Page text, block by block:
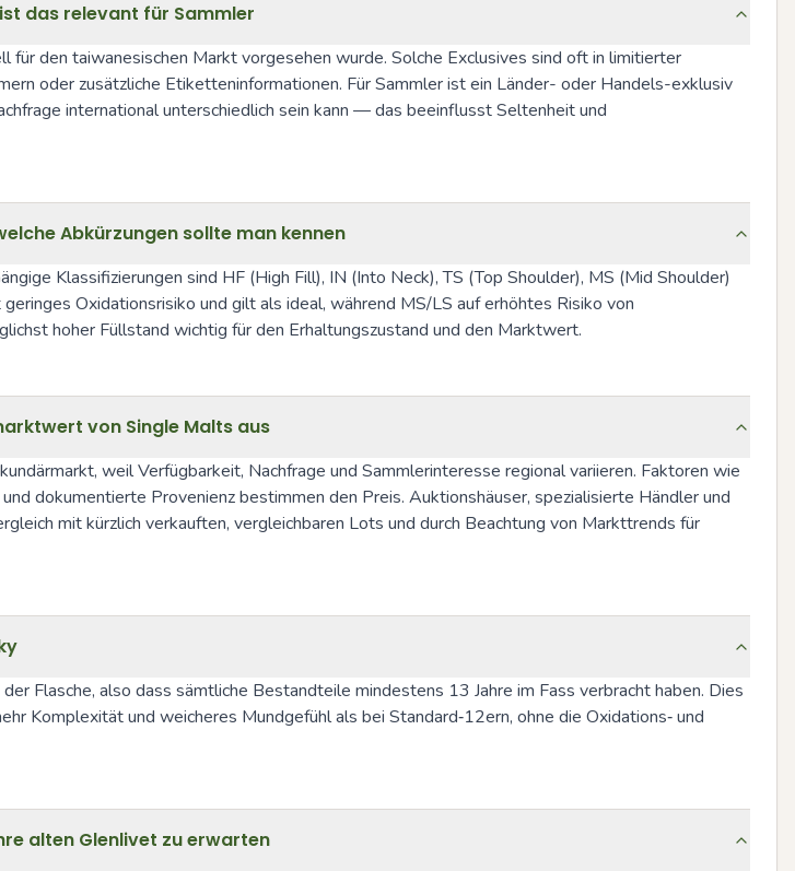
das relevant für Sammler
für den taiwanesischen Markt vorgesehen wurde. Solche Exclusives sind oft in limitierter
oder zusätzliche Etiketteninformationen. Für Sammler ist ein Länder- oder Handels-exklusiv
international unterschiedlich sein kann — das beeinflusst Seltenheit und
Abkürzungen sollte man kennen
Klassifizierungen sind HF (High Fill), IN (Into Neck), TS (Top Shoulder), MS (Mid Shoulder)
Oxidationsrisiko und gilt als ideal, während MS/LS auf erhöhtes Risiko von
hoher Füllstand wichtig für den Erhaltungszustand und den Marktwert.
von Single Malts aus
weil Verfügbarkeit, Nachfrage und Sammlerinteresse regional variieren. Faktoren wie
dokumentierte Provenienz bestimmen den Preis. Auktionshäuser, spezialisierte Händler und
mit kürzlich verkauften, vergleichbaren Lots und durch Beachtung von Markttrends für
Flasche, also dass sämtliche Bestandteile mindestens 13 Jahre im Fass verbracht haben. Dies
Komplexität und weicheres Mundgefühl als bei Standard‑12ern, ohne die Oxidations‑ und
alten Glenlivet zu erwarten